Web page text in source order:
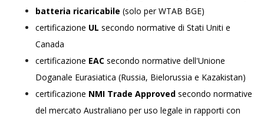
batteria ricaricabile (solo per WTAB BGE)
certificazione UL secondo normative di Stati Uniti e
Canada
certificazione EAC secondo normative dell'Unione
Doganale Eurasiatica (Russia, Bielorussia e Kazakistan)
certificazione NMI Trade Approved secondo normative
del mercato Australiano per uso legale in rapporti con